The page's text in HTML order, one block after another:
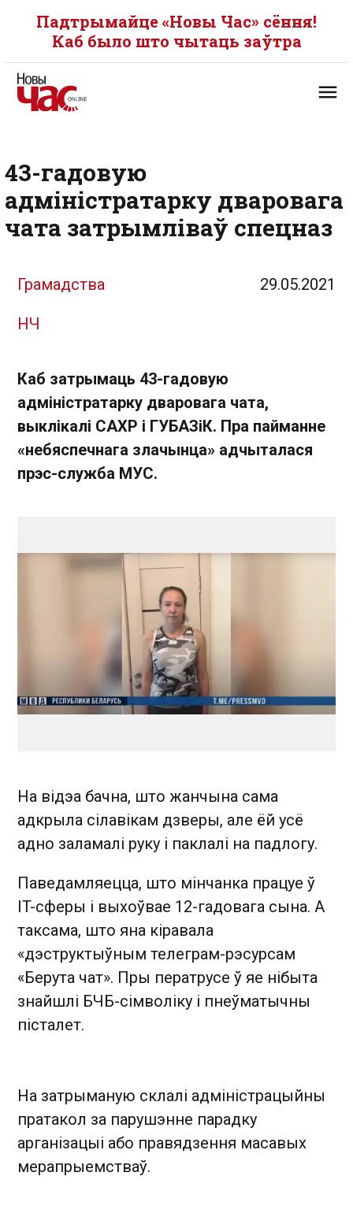
Падтрымайце «Новы Час» сёння!
Каб было што чытаць заўтра
43-гадовую
адміністратарку дваровага
чата затрымліваў cпецназ
Грамадства 29.05.2021
НЧ
Каб затрымаць 43-гадовую
адміністратарку дваровага чата,
выклікалі САХР і ГУБАЗіК. Пра пайманне
«небяспечнага злачынца» адчыталася
прэс-служба МУС.
На відэа бачна, што жанчына сама
адкрыла сілавікам дзверы, але ёй усё
адно заламалі руку і паклалі на падлогу.
Паведамляецца, што мінчанка працуе ў
IT-сферы і выхоўвае 12-гадовага сына. А
таксама, што яна кіравала
«дэструктыўным телеграм-рэсурсам
«Берута чат». Пры ператрусе ў яе нібыта
знайшлі БЧБ-сімволіку і пнеўматычны
пісталет.
На затрыманую склалі адміністрацыйны
пратакол за парушэнне парадку
арганізацыі або правядзення масавых
мерапрыемстваў.